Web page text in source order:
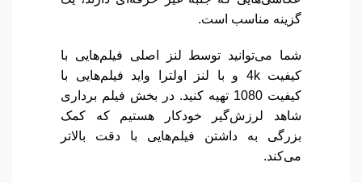
گزینه مناسب است.
شما می‌توانید توسط لنز اصلی فیلم‌هایی با
کیفیت 4k و با لنز اولترا واید فیلم‌هایی با
کیفیت 1080 تهیه کنید. در بخش فیلم برداری
شاهد لرزش‌گیر خودکار هستیم که کمک
بزرگی به داشتن فیلم‌هایی با دقت بالاتر
می‌کند.